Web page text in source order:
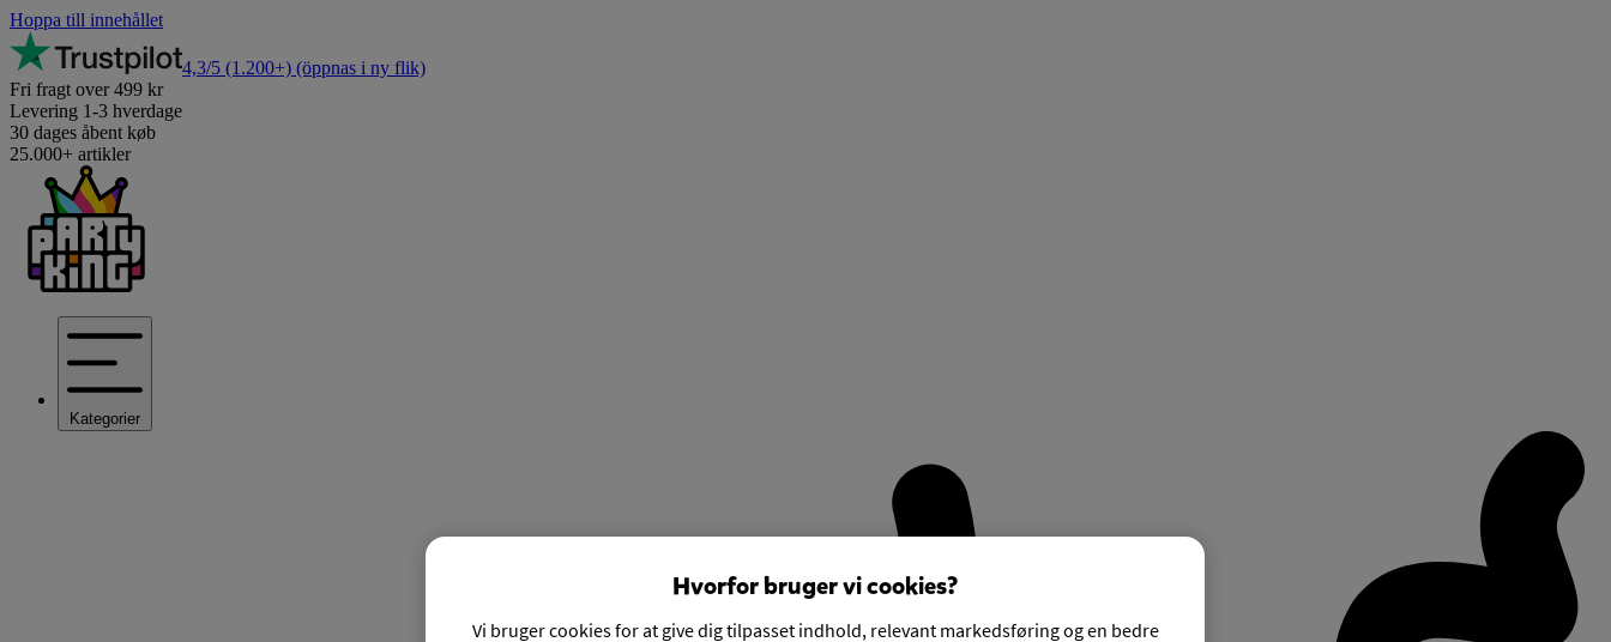
Hoppa till innehållet
4,3/5 (1.200+) (öppnas i ny flik)
Fri fragt over 499 kr
Levering 1-3 hverdage
30 dages åbent køb
25.000+ artikler
Kategorier
Hvorfor bruger vi cookies?
Vi bruger cookies for at give dig tilpasset indhold, relevant markedsføring og en bedre